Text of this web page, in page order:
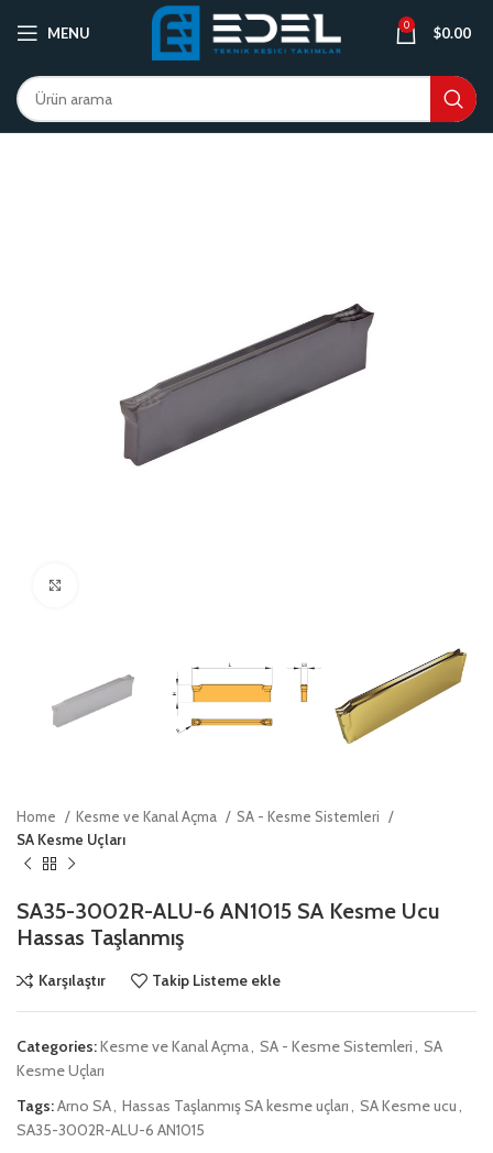
MENU 0 $0.00
Home Kesme ve Kanal Açma
SA - Kesme Sistemleri
SA Kesme Uçları
SA35-3002R-ALU-6 AN1015 SA Kesme Ucu
Hassas Taşlanmış
Karşılaştır Takip Listeme ekle
Categories:Kesme ve Kanal Açma SA - Kesme Sistemleri
SA
Kesme Uçları
Tags:Arno SA Hassas Taşlanmış SA kesme uçları SA Kesme ucu
SA35-3002R-ALU-6 AN1015